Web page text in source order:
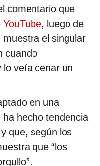
comentario que
YouTube, luego de
muestra el singular
cuando
lo veía cenar un
en una
hecho tendencia
que, según los
que “los